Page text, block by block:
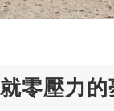
零壓力